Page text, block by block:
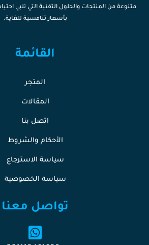
متنوعة من المنتجات والحلول التقنية التي تلبي
بأسعار تنافسية للغاية.
القائمة
المتجر
المقالات
اتصل بنا
الأحكام والشروط
سياسة الاسترجاع
سياسة الخصوصية
تواصل معنا